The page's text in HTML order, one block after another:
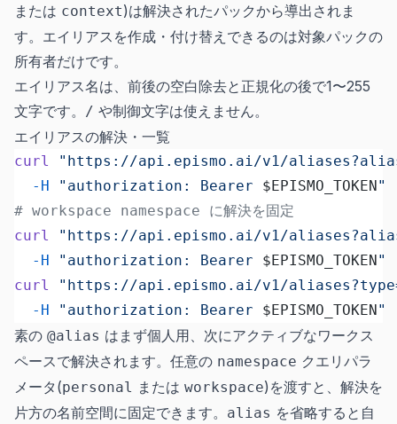
または context)は解決されたパックから導出されま
す。エイリアスを作成・付け替えできるのは対象パックの
所有者だけです。
エイリアス名は、前後の空白除去と正規化の後で1〜255
文字です。 / や制御文字は使えません。
エイリアスの解決・一覧
curl
"https://api.epismo.ai/v1/
  -H
"authorization: Bearer $EPISMO_TOKEN"
# workspace namespace に解決を固定
curl
"https://api.epismo.ai/v1/
  -H
"authorization: Bearer $EPISMO_TOKEN"
curl
"https://api.epismo.ai/v1/
  -H
"authorization: Bearer $EPISMO_TOKEN"
素の @alias はまず個人用、次にアクティブなワークス
ペースで解決されます。任意の namespace クエリパラ
メータ(personal または workspace)を渡すと、解決を
片方の名前空間に固定できます。 alias を省略すると自